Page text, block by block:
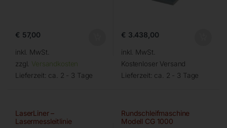
€ 57,00
inkl. MwSt.
zzgl. Versandkosten
Lieferzeit: ca. 2 - 3 Tage
€ 3.438,00
inkl. MwSt.
Kostenloser Versand
Lieferzeit: ca. 2 - 3 Tage
LaserLiner –
Lasermessleitlinie
Rundschleifmaschine
Modell CG 1000